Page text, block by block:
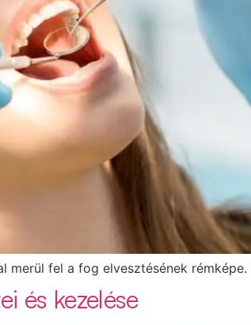
fel a fog elvesztésének
és kezelése